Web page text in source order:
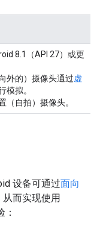
8.1（API 27）或更
外的）摄像头通过虚
模拟。
（自拍）摄像头。
设备可通过面向
从而实现使用